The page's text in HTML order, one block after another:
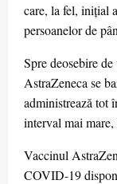
care, la fel, inițial
persoanelor de
Spre deosebire
AstraZeneca se
administrează tot
interval mai
Vaccinul
COVID-19